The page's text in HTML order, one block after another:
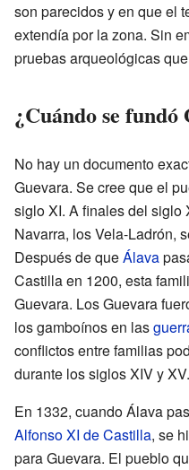
son parecidos y en que el
extendía por la zona. Sin
pruebas arqueológicas
¿Cuándo se fundó
No hay un documento
Guevara. Se cree que el
siglo XI. A finales del siglo
Navarra, los Vela-Ladrón,
Después de queÁlava
Castilla en 1200, esta
Guevara. Los Guevara
los gamboínos en las
conflictos entre familias
durante los siglos XIV y XV.
En 1332, cuando Álava
Alfonso XI de Castilla, se
para Guevara. El pueblo